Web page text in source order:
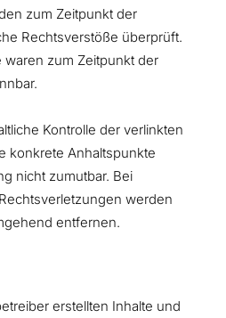
zum Zeitpunkt der
Rechtsverstöße überprüft.
waren zum Zeitpunkt der
Kontrolle der verlinkten
konkrete Anhaltspunkte
nicht zumutbar. Bei
werden
entfernen.
erstellten Inhalte und